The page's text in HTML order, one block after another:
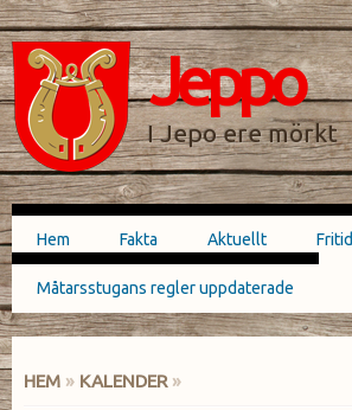
Hoppa till
huvudinnehåll
Skip to
navigation
Jeppo
I Jepo ere mörkt
SÖKFORMULÄR
Huvudmeny
Hem Fakta Aktuellt Fritid
Måtarsstugans regler uppdaterade
HEM » KALENDER»